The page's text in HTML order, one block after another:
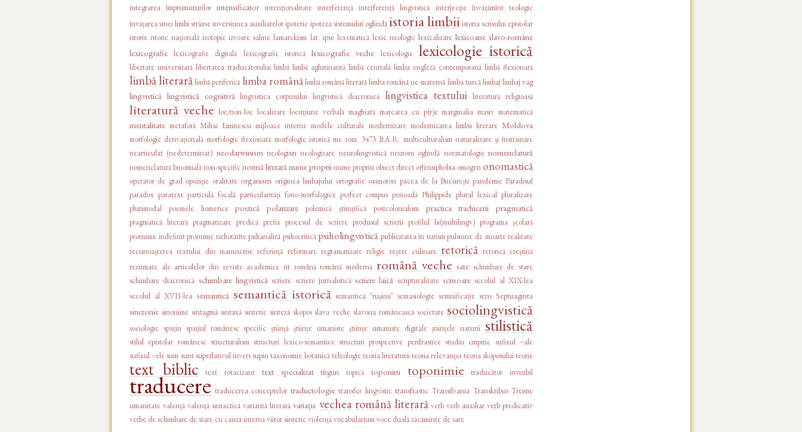
integrarea împrumuturilor intensificator intenționalitate interferență interferență lingvistică interjecție învățămînt teologic
învățarea unei limbi străineinversiunea auxiliarelor ipotetic ipoteza sistemului oglindăistoria limbiiistoria scrisului epistolar
istorie istorie națională izotopie izvoare saline lamarckism lat. ipse lexematică lexic neologic lexicalizare lexicoane slavo-române
lexicografie
lexicografie digitală lexicografie istorică lexicografie veche lexicologie lexicologie istorică
libertate universitară libertatea traducătorului limbă limbă aglutinantă limbă centrală limba engleză contemporană limbă flexionară
limbă literarălimbă periferică limba românălimbă română literarălimba română ne-maternă limba turcălimbaj limbaj vag
lingvistică lingvistică cognitivă lingvistica corpusului lingvistică diacronică lingvistica textului literatură religioasă
literatură veche loc/non-loc localizare locuțiune verbală maghiară marcarea cu p(r)e marginalia masiv matematică
mentalitate metaforă Mihai Eminescu mijloace interne modele culturale modernizare modernizarea limbii literare Moldova
morfologie derivațională morfologie flexionară morfologie istorică ms. rom. 3473 B.A.R. multiculturalism naturalizare și înstrăinăre
nearticulat (nedeterminat) neodarwinism neologism neologizare neurolingvistică neuroni oglindă noematologie nomenclatură
nomenclatură binomialănon-specificnormă literarănume propriinume propriu obiect direct offensiphobia omogen onomastică
operator de grad opoziție oralitate organism originea limbajului ortografie oximoron pacea de la București pandemie Paradisul
paradox paratext particulă focală particularități fono-morfologice perfect compus perioadă Philippide plural lexical pluralizare
plurimodal
poemele homerice poetică polarizare polemică științifică postcolonialism practica traducerii pragmatică
pragmatică literară pragmatizare predică prefix procesul de scriere produsul scrierii profilul bi(multilingv) programa școlară
pronume indefinit pronume nehotărîte psihanaliză psihocritică psiholingvistică publicitatea în turism pulsiune de moarte realitate
recunoașterea textului din manuscrise referință reformare regramatizare religie rețete culinare retorică retorică creștină
rezumate ale articolelor din reviste academice rit română română modernă română veche sate schimbare de stare
schimbare diacronică schimbare lingvistică scriere scriere jurnalistică scriere laică scripturalitate scrisoare secolul al XIX-lea
secolul al XVII-lea semantică semantică istorică semantica ‘rușinii’ semasiologie semnificație sens Septuaginta
sincronie sinonime sintagmă sintaxă sintetic sinteză skopos slava veche slavona românească societate sociolingvistică
sociologie spațiu spațiul românesc specific știință științe umaniste științe umaniste digitale științele naturii stilistică
stilul epistolar românesc structuralism structuri lexico-semantice structuri prospective perifrastice studiu empiric sufixul –ale
sufixul –elesum sunt superlativul inverssupintaxonomie botanică teleologieteoria literaturiiteoria relevanței teoria skoposuluiteorie
text biblic text rotacizant text specializat tîrguri topică toponim toponimie traducător invizibil
traducere traducerea conceptelor traductologie transfer lingvistic transfrastic Transilvania Transkribus Treime
umanitate valență valență sintactică variantă literară variație vechea română literară verb verb auxiliar verb predicativ
verbe de schimbare de stare cu cauză internăviitor sinteticviolențăvocabulariumvoce dualăzăcăminte de sare